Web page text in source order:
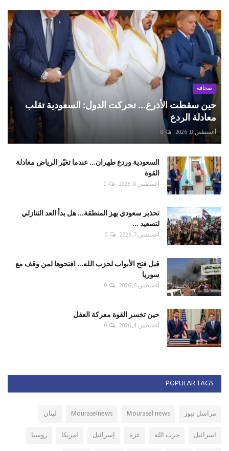
صحافة
حين سقطت الأذرع... تحركت الدول: السعودية تقلب
معادلة الردع
أغسطس 8, 2026 0
السعودية وردع طهران... عندما تغيّر الرياض معادلة
القوة
أغسطس 8, 2026 0
تحذير سعودي يهز المنطقة... هل بدأ العد التنازلي
لتصعيد ...
أغسطس 7, 2026 0
قبل فتح الأبواب لحزب الله... افتحوها لمن وقف مع
سوريا
أغسطس 6, 2026 0
حين تخسر القوة معركة العقل
أغسطس 4, 2026 0
POPULAR TAGS
مراسل نيوز Mourasel news
Mouraselnews
لبنان
اسرائيل
حزب الله غزة إسرائيل امريكا
روسيا